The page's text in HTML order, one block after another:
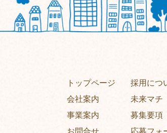
トップページ
会社案内
事業案内
お問合せ
採用につ
未来マチ
募集要項
応募フォ